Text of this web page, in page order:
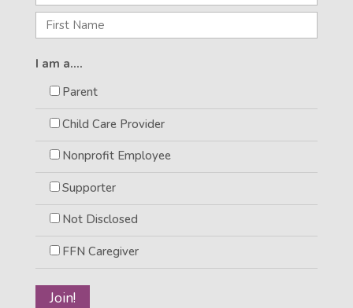
I am a....
Parent
Child Care Provider
Nonprofit Employee
Supporter
Not Disclosed
FFN Caregiver